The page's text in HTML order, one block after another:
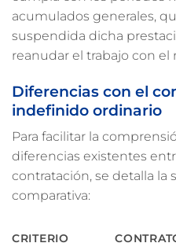
acumulados generales,
suspendida dicha
reanudar el trabajo con
Diferencias con el
indefinido ordinario
Para facilitar la
diferencias existentes
contratación, se detalla la
comparativa:
CRITERIO